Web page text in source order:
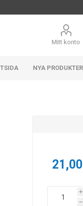
Mitt konto
NYA PRODUKTER
i
h